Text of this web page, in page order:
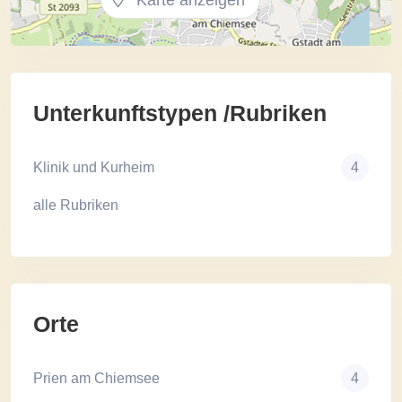
Unterkunftstypen /Rubriken
Klinik und Kurheim 4
alle Rubriken
Orte
Prien am Chiemsee 4